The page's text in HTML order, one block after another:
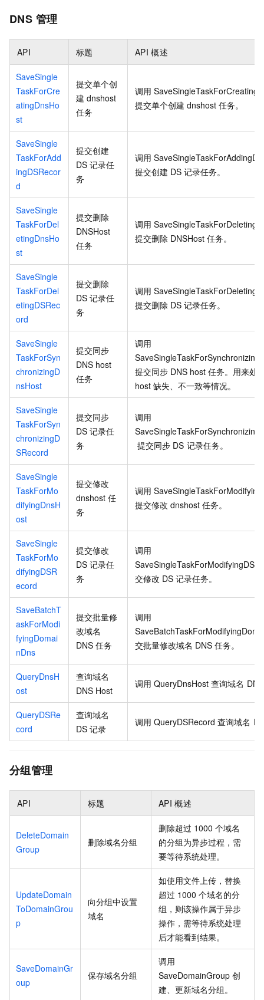
DNS 管理
API 标题 API 概述
SaveSingle
TaskForCre
atingDnsHo
st
提交单个创
建 dnshost
任务
调用
提交单个创建 dnshost 任务。
SaveSingle
TaskForAdd
ingDSRecor
d
提交创建
DS 记录任
务
调用
提交创建 DS 记录任务。
SaveSingle
TaskForDel
etingDnsHo
st
提交删除
DNSHost
任务
调用
提交删除 DNSHost 任务。
SaveSingle
TaskForDel
etingDSRec
ord
提交删除
DS 记录任
务
调用
提交删除 DS 记录任务。
SaveSingle
TaskForSyn
chronizingD
nsHost
提交同步
DNS host
任务
调用
提交同步 DNS host 任务。用来处
host 缺失、不一致等情况。
SaveSingle
TaskForSyn
chronizingD
SRecord
提交同步
DS 记录任
务
调用
提交同步 DS 记录任务。
SaveSingle
TaskForMo
difyingDnsH
ost
提交修改
dnshost 任
务
调用
提交修改 dnshost 任务。
SaveSingle
TaskForMo
difyingDSR
ecord
提交修改
DS 记录任
务
调用
交修改 DS 记录任务。
SaveBatchT
askForModi
fyingDomai
nDns
提交批量修
改域名
DNS 任务
调用
交批量修改域名 DNS 任务。
QueryDnsH
ost
查询域名
DNS Host
调用 QueryDnsHost 查询域名
QueryDSRe
cord
查询域名
DS 记录
调用 QueryDSRecord 查询域名 DS
分组管理
API 标题 API 概述
DeleteDomain
Group
删除域名分组
删除超过 1000 个域名
的分组为异步过程，需
要等待系统处理。
UpdateDomain
ToDomainGrou
p
向分组中设置
域名
如使用文件上传，替换
超过 1000 个域名的分
组，则该操作属于异步
操作，需等待系统处理
后才能看到结果。
SaveDomainGr
oup
保存域名分组
调用
SaveDomainGroup 创
建、更新域名分组。